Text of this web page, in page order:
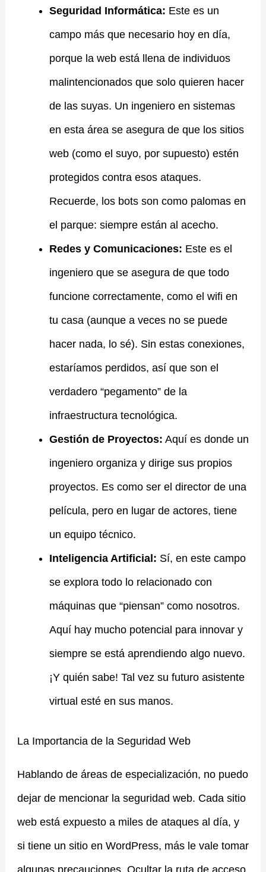
Seguridad Informática: Este es un
campo más que necesario hoy en día,
porque la web está llena de individuos
malintencionados que solo quieren hacer
de las suyas. Un ingeniero en sistemas
en esta área se asegura de que los sitios
web (como el suyo, por supuesto) estén
protegidos contra esos ataques.
Recuerde, los bots son como palomas en
el parque: siempre están al acecho.
Redes y Comunicaciones: Este es el
ingeniero que se asegura de que todo
funcione correctamente, como el wifi en
tu casa (aunque a veces no se puede
hacer nada, lo sé). Sin estas conexiones,
estaríamos perdidos, así que son el
verdadero “pegamento” de la
infraestructura tecnológica.
Gestión de Proyectos: Aquí es donde un
ingeniero organiza y dirige sus propios
proyectos. Es como ser el director de una
película, pero en lugar de actores, tiene
un equipo técnico.
Inteligencia Artificial: Sí, en este campo
se explora todo lo relacionado con
máquinas que “piensan” como nosotros.
Aquí hay mucho potencial para innovar y
siempre se está aprendiendo algo nuevo.
¡Y quién sabe! Tal vez su futuro asistente
virtual esté en sus manos.
La Importancia de la Seguridad Web
Hablando de áreas de especialización, no puedo
dejar de mencionar la seguridad web. Cada sitio
web está expuesto a miles de ataques al día, y
si tiene un sitio en WordPress, más le vale tomar
algunas precauciones. Ocultar la ruta de acceso